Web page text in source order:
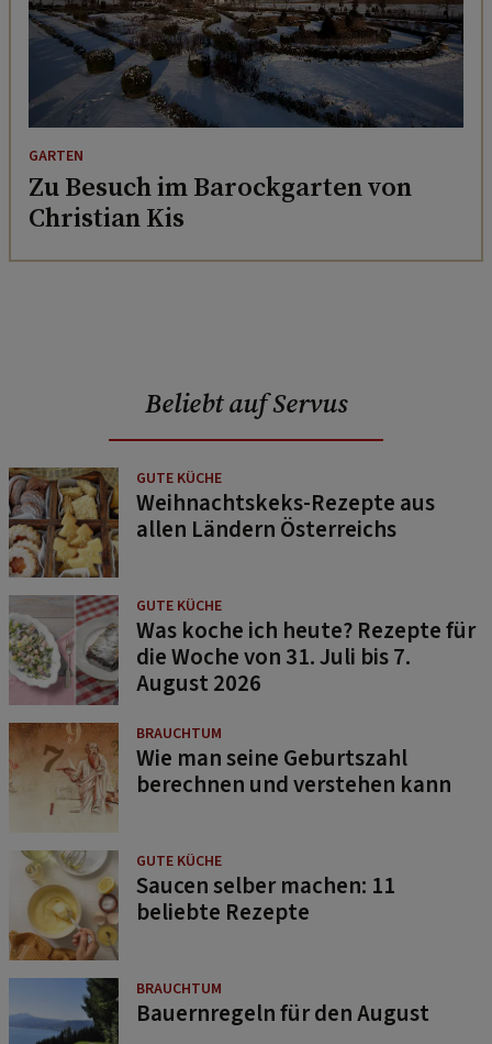
GARTEN
Zu Besuch im Barockgarten von
Christian Kis
Beliebt auf Servus
GUTE KÜCHE
Weihnachtskeks-Rezepte aus
allen Ländern Österreichs
GUTE KÜCHE
Was koche ich heute? Rezepte für
die Woche von 31. Juli bis 7.
August 2026
BRAUCHTUM
Wie man seine Geburtszahl
berechnen und verstehen kann
GUTE KÜCHE
Saucen selber machen: 11
beliebte Rezepte
BRAUCHTUM
Bauernregeln für den August